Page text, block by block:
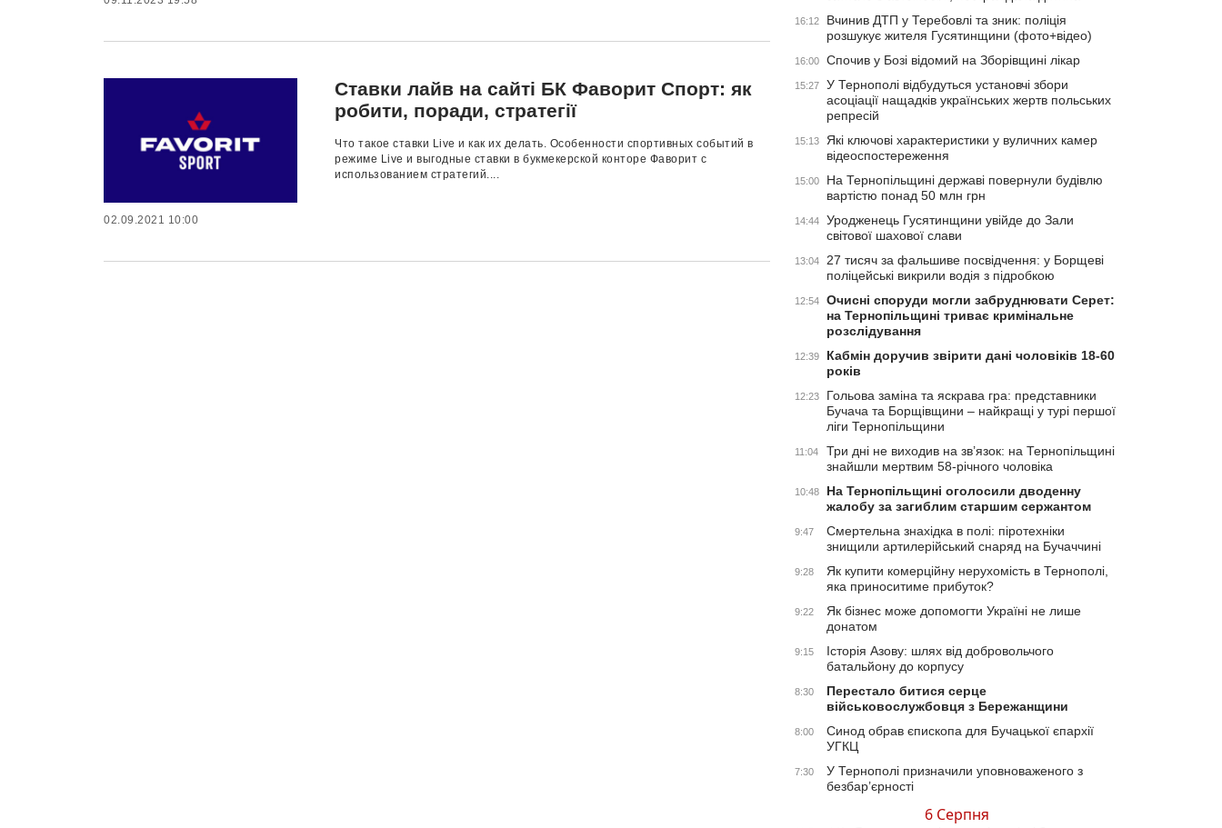
Ставки лайв на сайті БК Фаворит Спорт: як
робити, поради, стратегії
Что такое ставки Live и как их делать. Особенности спортивных событий в
режиме Live и выгодные ставки в букмекерской конторе Фаворит с
использованием стратегий....
02.09.2021 10:00
16:12
Вчинив ДТП у Теребовлі та зник: поліція
розшукує жителя Гусятинщини (фото+відео)
16:00 Спочив у Бозі відомий на Зборівщині лікар
15:27
У Тернополі відбудуться установчі збори
асоціації нащадків українських жертв польських
репресій
15:13
Які ключові характеристики у вуличних камер
відеоспостереження
15:00
На Тернопільщині державі повернули будівлю
вартістю понад 50 млн грн
14:44
Уродженець Гусятинщини увійде до Зали
світової шахової слави
13:04
27 тисяч за фальшиве посвідчення: у Борщеві
поліцейські викрили водія з підробкою
12:54
Очисні споруди могли забруднювати Серет:
на Тернопільщині триває кримінальне
розслідування
12:39
Кабмін доручив звірити дані чоловіків 18-60
років
12:23
Гольова заміна та яскрава гра: представники
Бучача та Борщівщини – найкращі у турі першої
ліги Тернопільщини
11:04
Три дні не виходив на зв’язок: на Тернопільщині
знайшли мертвим 58-річного чоловіка
10:48
На Тернопільщині оголосили дводенну
жалобу за загиблим старшим сержантом
9:47
Смертельна знахідка в полі: піротехніки
знищили артилерійський снаряд на Бучаччині
9:28
Як купити комерційну нерухомість в Тернополі,
яка приноситиме прибуток?
9:22
Як бізнес може допомогти Україні не лише
донатом
9:15
Історія Азову: шлях від добровольчого
батальйону до корпусу
8:30
Перестало битися серце
військовослужбовця з Бережанщини
8:00
Синод обрав єпископа для Бучацької єпархії
УГКЦ
7:30
У Тернополі призначили уповноваженого з
безбар’єрності
6 Серпня